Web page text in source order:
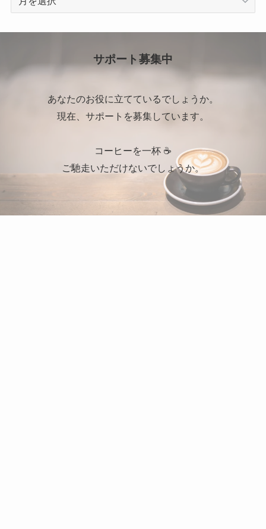
サポート募集中
あなたのお役に立てているでしょうか。
現在、サポートを募集しています。
コーヒーを一杯 ☕
ご馳走いただけないでしょうか。